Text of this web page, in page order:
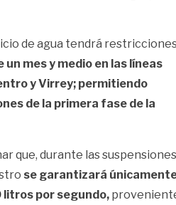
de agua tendrá
mes y medio en las líneas
y Virrey; permitiendo
de la primera fase de la
que, durante las suspensiones
se garantizará
litros por segundo,